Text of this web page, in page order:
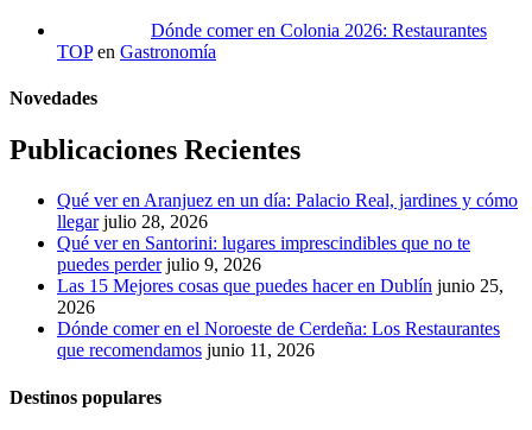
Dónde comer en Colonia 2026: Restaurantes
TOP en Gastronomía
Novedades
Publicaciones Recientes
Qué ver en Aranjuez en un día: Palacio Real, jardines y cómo
llegar julio 28, 2026
Qué ver en Santorini: lugares imprescindibles que no te
puedes perder julio 9, 2026
Las 15 Mejores cosas que puedes hacer en Dublín junio 25,
2026
Dónde comer en el Noroeste de Cerdeña: Los Restaurantes
que recomendamos junio 11, 2026
Destinos populares